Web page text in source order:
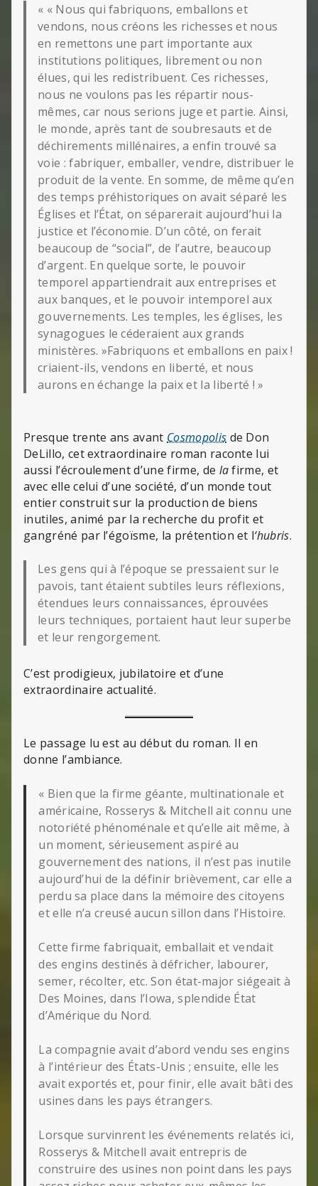
« « Nous qui fabriquons, emballons et
vendons, nous créons les richesses et nous
en remettons une part importante aux
institutions politiques, librement ou non
élues, qui les redistribuent. Ces richesses,
nous ne voulons pas les répartir nous-
mêmes, car nous serions juge et partie. Ainsi,
le monde, après tant de soubresauts et de
déchirements millénaires, a enfin trouvé sa
voie : fabriquer, emballer, vendre, distribuer le
produit de la vente. En somme, de même qu’en
des temps préhistoriques on avait séparé les
Églises et l’État, on séparerait aujourd’hui la
justice et l’économie. D’un côté, on ferait
beaucoup de “social”, de l’autre, beaucoup
d’argent. En quelque sorte, le pouvoir
temporel appartiendrait aux entreprises et
aux banques, et le pouvoir intemporel aux
gouvernements. Les temples, les églises, les
synagogues le céderaient aux grands
ministères. »Fabriquons et emballons en paix !
criaient-ils, vendons en liberté, et nous
aurons en échange la paix et la liberté ! »
Presque trente ans avant Cosmopolis de Don
DeLillo, cet extraordinaire roman raconte lui
aussi l’écroulement d’une firme, de lafirme, et
avec elle celui d’une société, d’un monde tout
entier construit sur la production de biens
inutiles, animé par la recherche du profit et
gangréné par l’égoïsme, la prétention et l‘hubris.
Les gens qui à l’époque se pressaient sur le
pavois, tant étaient subtiles leurs réflexions,
étendues leurs connaissances, éprouvées
leurs techniques, portaient haut leur superbe
et leur rengorgement.
C’est prodigieux, jubilatoire et d’une
extraordinaire actualité.
Le passage lu est au début du roman. Il en
donne l’ambiance.
« Bien que la firme géante, multinationale et
américaine, Rosserys & Mitchell ait connu une
notoriété phénoménale et qu’elle ait même, à
un moment, sérieusement aspiré au
gouvernement des nations, il n’est pas inutile
aujourd’hui de la définir brièvement, car elle a
perdu sa place dans la mémoire des citoyens
et elle n’a creusé aucun sillon dans l’Histoire.
Cette firme fabriquait, emballait et vendait
des engins destinés à défricher, labourer,
semer, récolter, etc. Son état-major siégeait à
Des Moines, dans l’Iowa, splendide État
d’Amérique du Nord.
La compagnie avait d’abord vendu ses engins
à l’intérieur des États-Unis ; ensuite, elle les
avait exportés et, pour finir, elle avait bâti des
usines dans les pays étrangers.
Lorsque survinrent les événements relatés ici,
Rosserys & Mitchell avait entrepris de
construire des usines non point dans les pays